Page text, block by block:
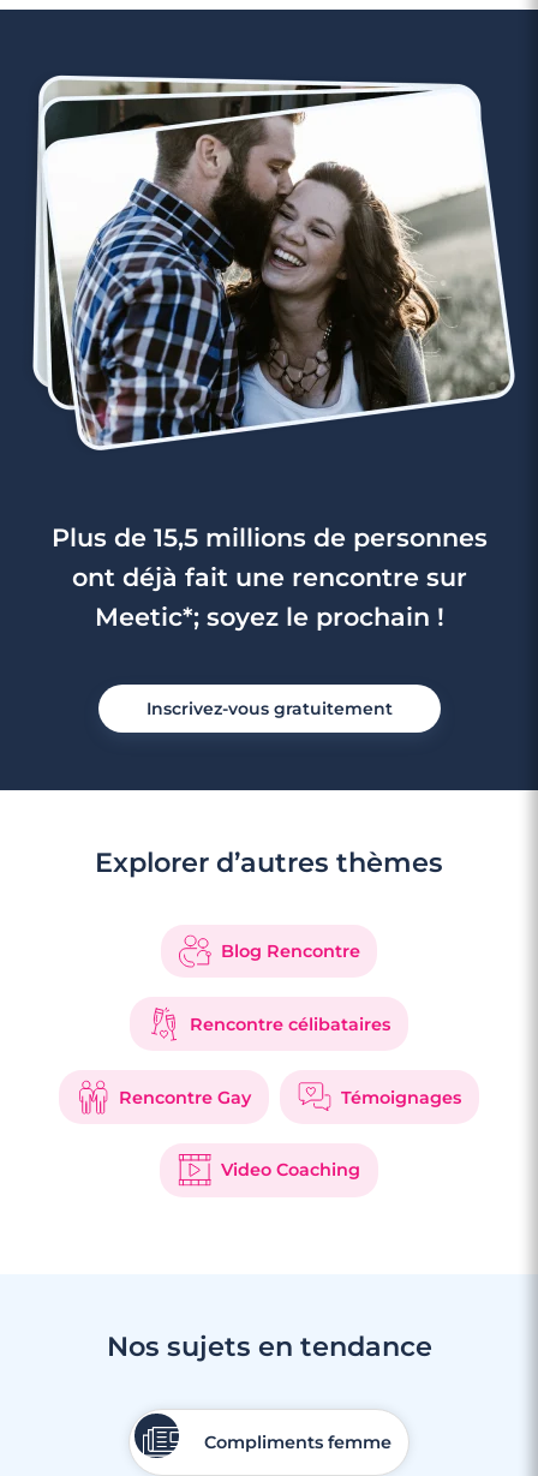
Plus de 15,5 millions de personnes
ont déjà fait une rencontre sur
Meetic*; soyez le prochain !
Inscrivez-vous gratuitement
Explorer d’autres thèmes
Blog Rencontre
Rencontre célibataires
Rencontre Gay Témoignages
Video Coaching
Nos sujets en tendance
Compliments femme